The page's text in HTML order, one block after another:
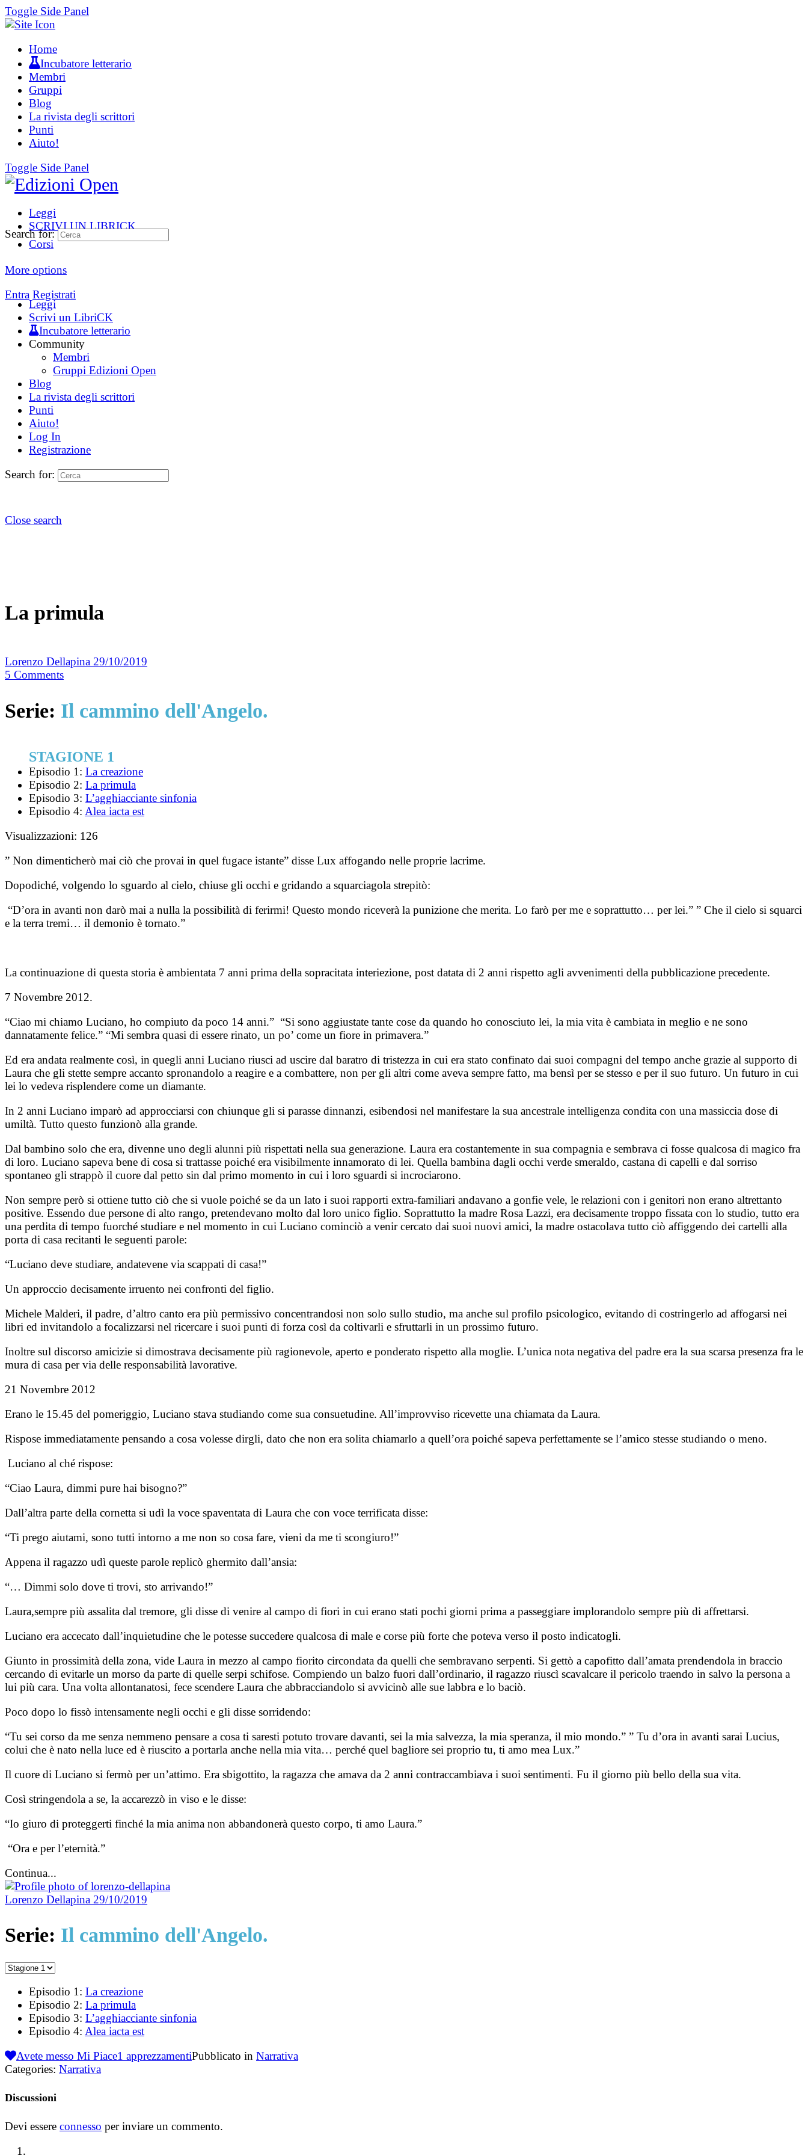
Toggle Side Panel
Home
Incubatore letterario
Membri
Gruppi
Blog
La rivista degli scrittori
Punti
Aiuto!
Toggle Side Panel
Leggi
SCRIVI UN LIBRICK
Corsi
More options
Entra Registrati
Search for:
Leggi
Scrivi un LibriCK
Incubatore letterario
Community
Membri
Gruppi Edizioni Open
Blog
La rivista degli scrittori
Punti
Aiuto!
Log In
Registrazione
Search for:
Close search
La primula
Lorenzo Dellapina 29/10/2019
5 Comments
Serie: Il cammino dell'Angelo.
STAGIONE 1
Episodio 1: La creazione
Episodio 2: La primula
Episodio 3: L’agghiacciante sinfonia
Episodio 4: Alea iacta est
Visualizzazioni: 126
” Non dimenticherò mai ciò che provai in quel fugace istante” disse Lux affogando nelle proprie lacrime.
Dopodiché, volgendo lo sguardo al cielo, chiuse gli occhi e gridando a squarciagola strepitò:
“D’ora in avanti non darò mai a nulla la possibilità di ferirmi! Questo mondo riceverà la punizione che merita. Lo farò per me e soprattutto… per lei.” ” Che il cielo si squarci
e la terra tremi… il demonio è tornato.”
La continuazione di questa storia è ambientata 7 anni prima della sopracitata interiezione, post datata di 2 anni rispetto agli avvenimenti della pubblicazione precedente.
7 Novembre 2012.
“Ciao mi chiamo Luciano, ho compiuto da poco 14 anni.” “Si sono aggiustate tante cose da quando ho conosciuto lei, la mia vita è cambiata in meglio e ne sono
dannatamente felice.” “Mi sembra quasi di essere rinato, un po’ come un fiore in primavera.”
Ed era andata realmente così, in quegli anni Luciano riusci ad uscire dal baratro di tristezza in cui era stato confinato dai suoi compagni del tempo anche grazie al supporto di
Laura che gli stette sempre accanto spronandolo a reagire e a combattere, non per gli altri come aveva sempre fatto, ma bensì per se stesso e per il suo futuro. Un futuro in cui
lei lo vedeva risplendere come un diamante.
In 2 anni Luciano imparò ad approcciarsi con chiunque gli si parasse dinnanzi, esibendosi nel manifestare la sua ancestrale intelligenza condita con una massiccia dose di
umiltà. Tutto questo funzionò alla grande.
Dal bambino solo che era, divenne uno degli alunni più rispettati nella sua generazione. Laura era costantemente in sua compagnia e sembrava ci fosse qualcosa di magico fra
di loro. Luciano sapeva bene di cosa si trattasse poiché era visibilmente innamorato di lei. Quella bambina dagli occhi verde smeraldo, castana di capelli e dal sorriso
spontaneo gli strappò il cuore dal petto sin dal primo momento in cui i loro sguardi si incrociarono.
Non sempre però si ottiene tutto ciò che si vuole poiché se da un lato i suoi rapporti extra-familiari andavano a gonfie vele, le relazioni con i genitori non erano altrettanto
positive. Essendo due persone di alto rango, pretendevano molto dal loro unico figlio. Soprattutto la madre Rosa Lazzi, era decisamente troppo fissata con lo studio, tutto era
una perdita di tempo fuorché studiare e nel momento in cui Luciano cominciò a venir cercato dai suoi nuovi amici, la madre ostacolava tutto ciò affiggendo dei cartelli alla
porta di casa recitanti le seguenti parole:
“Luciano deve studiare, andatevene via scappati di casa!”
Un approccio decisamente irruento nei confronti del figlio.
Michele Malderi, il padre, d’altro canto era più permissivo concentrandosi non solo sullo studio, ma anche sul profilo psicologico, evitando di costringerlo ad affogarsi nei
libri ed invitandolo a focalizzarsi nel ricercare i suoi punti di forza così da coltivarli e sfruttarli in un prossimo futuro.
Inoltre sul discorso amicizie si dimostrava decisamente più ragionevole, aperto e ponderato rispetto alla moglie. L’unica nota negativa del padre era la sua scarsa presenza fra le
mura di casa per via delle responsabilità lavorative.
21 Novembre 2012
Erano le 15.45 del pomeriggio, Luciano stava studiando come sua consuetudine. All’improvviso ricevette una chiamata da Laura.
Rispose immediatamente pensando a cosa volesse dirgli, dato che non era solita chiamarlo a quell’ora poiché sapeva perfettamente se l’amico stesse studiando o meno.
Luciano al ché rispose:
“Ciao Laura, dimmi pure hai bisogno?”
Dall’altra parte della cornetta si udì la voce spaventata di Laura che con voce terrificata disse:
“Ti prego aiutami, sono tutti intorno a me non so cosa fare, vieni da me ti scongiuro!”
Appena il ragazzo udì queste parole replicò ghermito dall’ansia:
“… Dimmi solo dove ti trovi, sto arrivando!”
Laura,sempre più assalita dal tremore, gli disse di venire al campo di fiori in cui erano stati pochi giorni prima a passeggiare implorandolo sempre più di affrettarsi.
Luciano era accecato dall’inquietudine che le potesse succedere qualcosa di male e corse più forte che poteva verso il posto indicatogli.
Giunto in prossimità della zona, vide Laura in mezzo al campo fiorito circondata da quelli che sembravano serpenti. Si gettò a capofitto dall’amata prendendola in braccio
cercando di evitarle un morso da parte di quelle serpi schifose. Compiendo un balzo fuori dall’ordinario, il ragazzo riuscì scavalcare il pericolo traendo in salvo la persona a
lui più cara. Una volta allontanatosi, fece scendere Laura che abbracciandolo si avvicinò alle sue labbra e lo baciò.
Poco dopo lo fissò intensamente negli occhi e gli disse sorridendo:
“Tu sei corso da me senza nemmeno pensare a cosa ti saresti potuto trovare davanti, sei la mia salvezza, la mia speranza, il mio mondo.” ” Tu d’ora in avanti sarai Lucius,
colui che è nato nella luce ed è riuscito a portarla anche nella mia vita… perché quel bagliore sei proprio tu, ti amo mea Lux.”
Il cuore di Luciano si fermò per un’attimo. Era sbigottito, la ragazza che amava da 2 anni contraccambiava i suoi sentimenti. Fu il giorno più bello della sua vita.
Così stringendola a se, la accarezzò in viso e le disse:
“Io giuro di proteggerti finché la mia anima non abbandonerà questo corpo, ti amo Laura.”
“Ora e per l’eternità.”
Continua...
Lorenzo Dellapina 29/10/2019
Serie: Il cammino dell'Angelo.
Episodio 1: La creazione
Episodio 2: La primula
Episodio 3: L’agghiacciante sinfonia
Episodio 4: Alea iacta est
Avete messo Mi Piace1 apprezzamentiPubblicato in Narrativa
Categories: Narrativa
Discussioni
Devi essere connesso per inviare un commento.